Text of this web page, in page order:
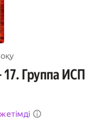
Группа ИСП